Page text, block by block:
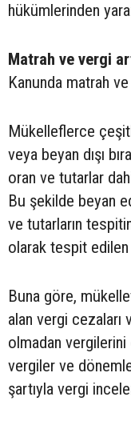
hükümlerinden
Matrah ve vergi
Kanunda matrah
Mükelleflerce
veya beyan dışı
oran ve tutarlar
Bu şekilde beyan
ve tutarların
olarak tespit edilen
Buna göre,
alan vergi
olmadan vergilerini
vergiler ve
şartıyla vergi